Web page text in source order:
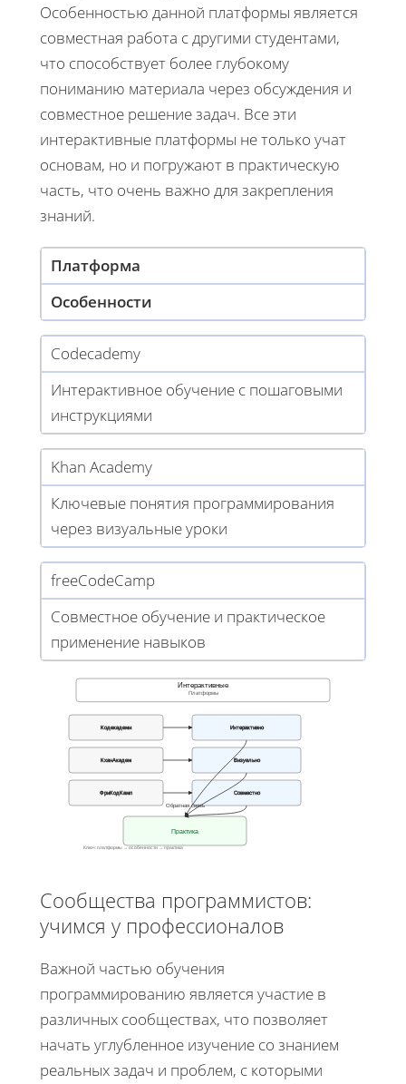
Особенностью данной платформы является
совместная работа с другими студентами,
что способствует более глубокому
пониманию материала через обсуждения и
совместное решение задач. Все эти
интерактивные платформы не только учат
основам, но и погружают в практическую
часть, что очень важно для закрепления
знаний.
Платформа
Особенности
Codecademy
Интерактивное обучение с пошаговыми
инструкциями
Khan Academy
Ключевые понятия программирования
через визуальные уроки
freeCodeCamp
Совместное обучение и практическое
применение навыков
Интерактивные
Платформы
Кодекадеми
КханАкадем
ФриКодКамп
Интерактивно
Визуально
Совместно
Практика
Обратная связь
Ключ: платформы → особенности → практика
Сообщества программистов:
учимся у профессионалов
Важной частью обучения
программированию является участие в
различных сообществах, что позволяет
начать углубленное изучение со знанием
реальных задач и проблем, с которыми